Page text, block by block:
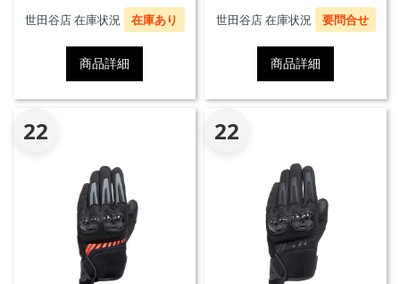
世田谷店 在庫状況 在庫あり
商品詳細
世田谷店 在庫状況 要問合せ
商品詳細
22 22